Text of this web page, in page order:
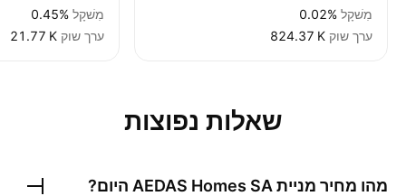
מִשׁקָל 0.02%
ערך שוק ‪824.37 K‬
מִשׁקָל 0.45%
ערך שוק ‪21.77 K‬
שאלות נפוצות
מהו מחיר מניית AEDAS Homes SA היום?